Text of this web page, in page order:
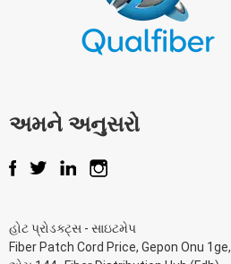
અમને અનુસરો
હોટ પ્રોડક્ટ્સ - સાઇટમેપ
Fiber Patch Cord Price, Gepon Onu 1ge,